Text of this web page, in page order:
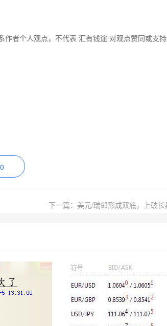
作者个人观点，不代表 汇有钱途 对观点赞同或支
0
下一篇：美元/瑞郎形成双底，上破